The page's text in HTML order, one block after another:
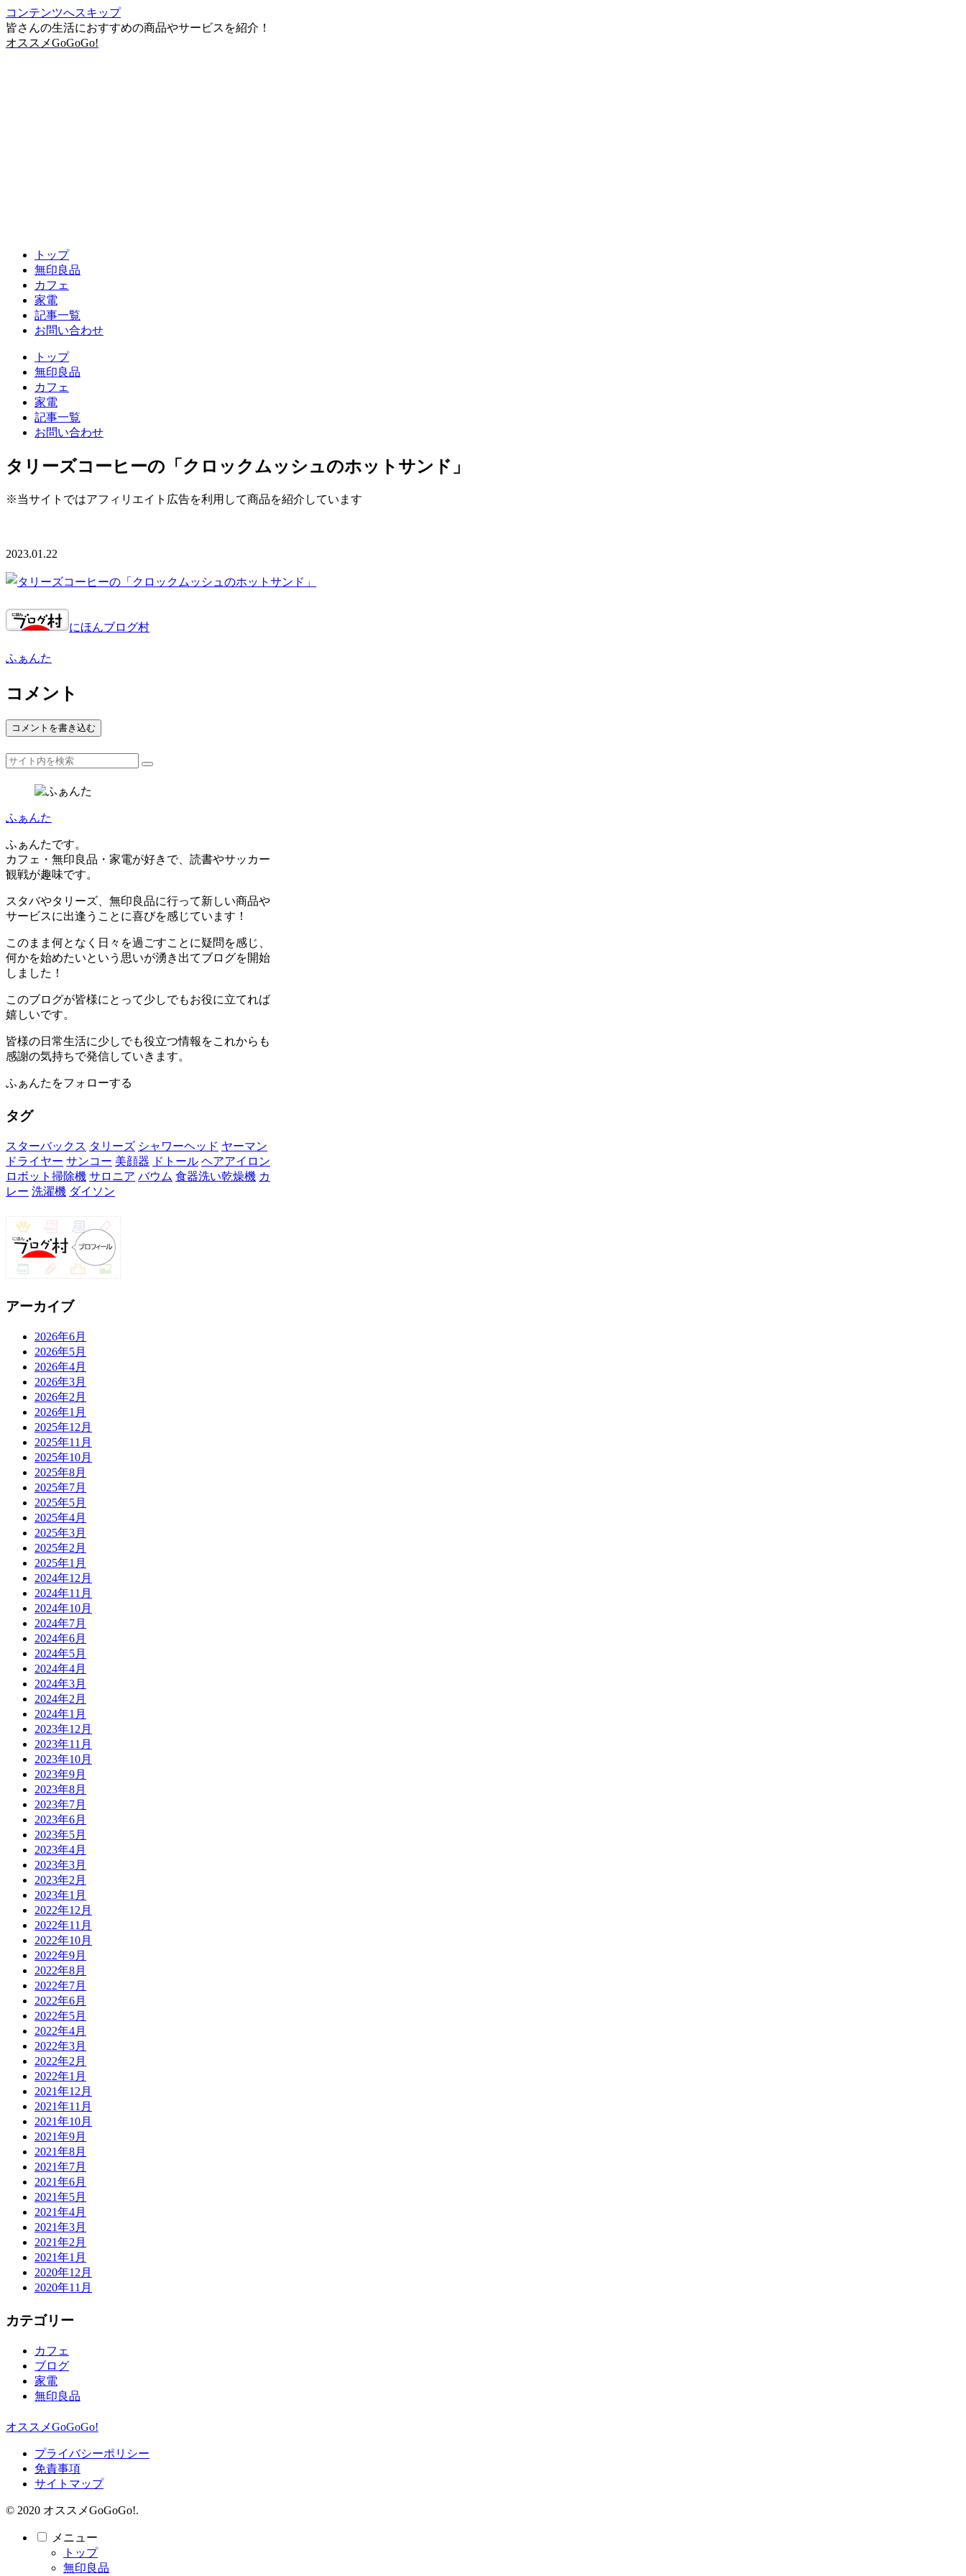
コンテンツへスキップ
皆さんの生活におすすめの商品やサービスを紹介！
オススメGoGoGo!
トップ
無印良品
カフェ
家電
記事一覧
お問い合わせ
トップ
無印良品
カフェ
家電
記事一覧
お問い合わせ
タリーズコーヒーの「クロックムッシュのホットサンド」
※当サイトではアフィリエイト広告を利用して商品を紹介しています
2023.01.22
にほんブログ村
ふぁんた
コメント
コメントを書き込む
ふぁんた
ふぁんたです。
カフェ・無印良品・家電が好きで、読書やサッカー
観戦が趣味です。
スタバやタリーズ、無印良品に行って新しい商品や
サービスに出逢うことに喜びを感じています！
このまま何となく日々を過ごすことに疑問を感じ、
何かを始めたいという思いが湧き出てブログを開始
しました！
このブログが皆様にとって少しでもお役に立てれば
嬉しいです。
皆様の日常生活に少しでも役立つ情報をこれからも
感謝の気持ちで発信していきます。
ふぁんたをフォローする
タグ
スターバックス タリーズ シャワーヘッド ヤーマン
ドライヤー サンコー 美顔器 ドトール ヘアアイロン
ロボット掃除機 サロニア バウム 食器洗い乾燥機 カ
レー 洗濯機 ダイソン
アーカイブ
2026年6月
2026年5月
2026年4月
2026年3月
2026年2月
2026年1月
2025年12月
2025年11月
2025年10月
2025年8月
2025年7月
2025年5月
2025年4月
2025年3月
2025年2月
2025年1月
2024年12月
2024年11月
2024年10月
2024年7月
2024年6月
2024年5月
2024年4月
2024年3月
2024年2月
2024年1月
2023年12月
2023年11月
2023年10月
2023年9月
2023年8月
2023年7月
2023年6月
2023年5月
2023年4月
2023年3月
2023年2月
2023年1月
2022年12月
2022年11月
2022年10月
2022年9月
2022年8月
2022年7月
2022年6月
2022年5月
2022年4月
2022年3月
2022年2月
2022年1月
2021年12月
2021年11月
2021年10月
2021年9月
2021年8月
2021年7月
2021年6月
2021年5月
2021年4月
2021年3月
2021年2月
2021年1月
2020年12月
2020年11月
カテゴリー
カフェ
ブログ
家電
無印良品
オススメGoGoGo!
プライバシーポリシー
免責事項
サイトマップ
© 2020 オススメGoGoGo!.
メニュー
トップ
無印良品